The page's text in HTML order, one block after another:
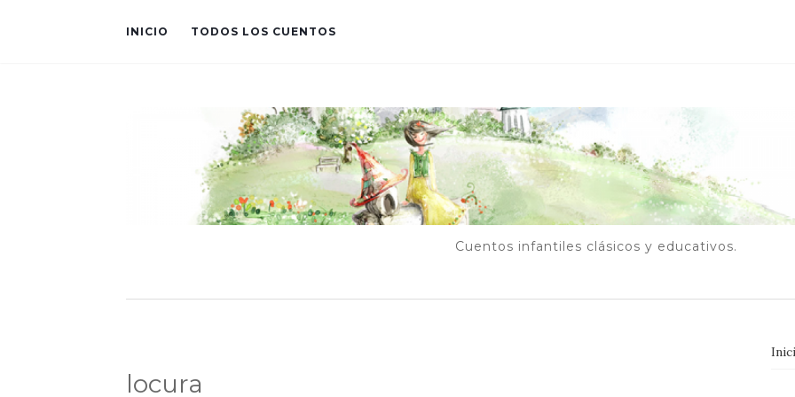
INICIO TODOS LOS CUENTOS
Cuentos infantiles clásicos y educativos.
locura